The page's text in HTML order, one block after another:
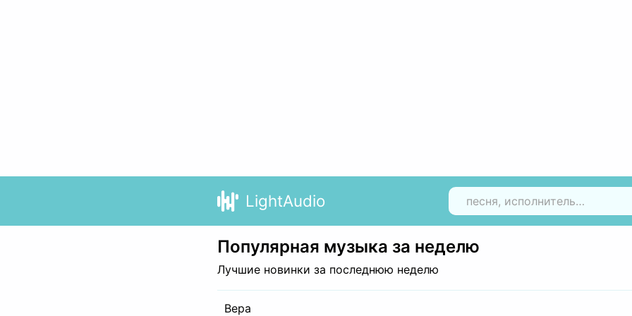
LightAudio
Популярная музыка за неделю
Лучшие новинки за последнюю неделю
Вера